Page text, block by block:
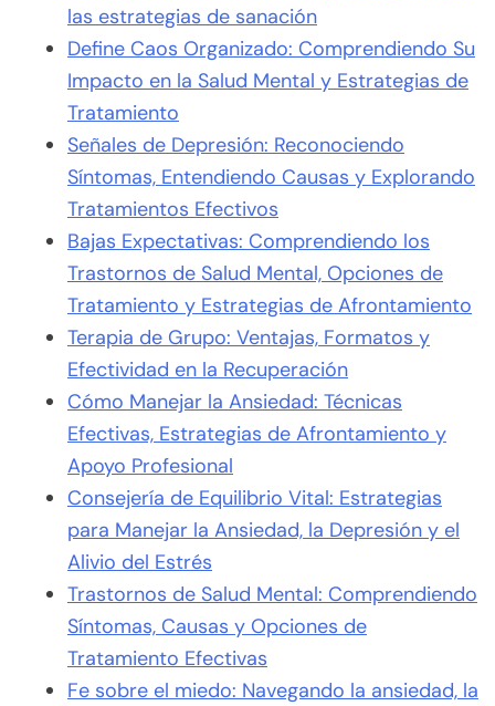
las estrategias de sanación
Define Caos Organizado: Comprendiendo Su
Impacto en la Salud Mental y Estrategias de
Tratamiento
Señales de Depresión: Reconociendo
Síntomas, Entendiendo Causas y Explorando
Tratamientos Efectivos
Bajas Expectativas: Comprendiendo los
Trastornos de Salud Mental, Opciones de
Tratamiento y Estrategias de Afrontamiento
Terapia de Grupo: Ventajas, Formatos y
Efectividad en la Recuperación
Cómo Manejar la Ansiedad: Técnicas
Efectivas, Estrategias de Afrontamiento y
Apoyo Profesional
Consejería de Equilibrio Vital: Estrategias
para Manejar la Ansiedad, la Depresión y el
Alivio del Estrés
Trastornos de Salud Mental: Comprendiendo
Síntomas, Causas y Opciones de
Tratamiento Efectivas
Fe sobre el miedo: Navegando la ansiedad, la